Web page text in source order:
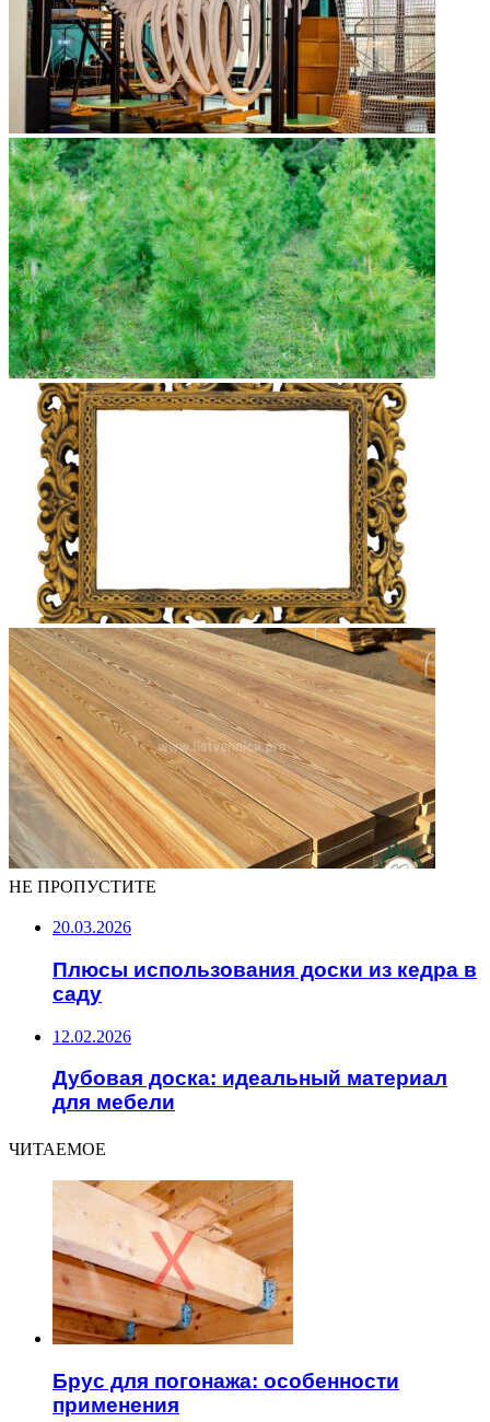
НЕ ПРОПУСТИТЕ
20.03.2026
Плюсы использования доски из кедра в
саду
12.02.2026
Дубовая доска: идеальный материал
для мебели
ЧИТАЕМОЕ
Брус для погонажа: особенности
применения